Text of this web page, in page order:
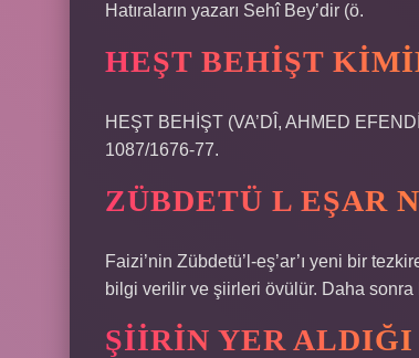
Hatıraların yazarı Sehî Bey’dir (ö.
HEŞT BEHIŞT
HEŞT BEHİŞT (VA’DÎ, AHMED
1087/1676-77.
ZÜBDETÜ L EŞAR
Faizi’nin Zübdetü’l-eş’ar’ı yeni bir
bilgi verilir ve şiirleri övülür. Daha sonra
ŞIIRIN YER